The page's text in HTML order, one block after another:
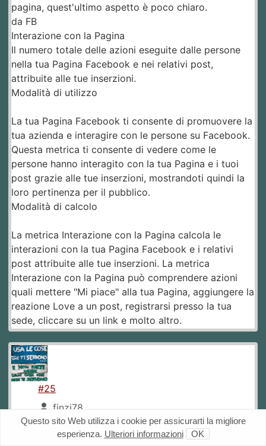
pagina, quest'ultimo aspetto è poco chiaro.
da FB
Interazione con la Pagina
Il numero totale delle azioni eseguite dalle persone
nella tua Pagina Facebook e nei relativi post,
attribuite alle tue inserzioni.
Modalità di utilizzo
La tua Pagina Facebook ti consente di promuovere la
tua azienda e interagire con le persone su Facebook.
Questa metrica ti consente di vedere come le
persone hanno interagito con la tua Pagina e i tuoi
post grazie alle tue inserzioni, mostrandoti quindi la
loro pertinenza per il pubblico.
Modalità di calcolo
La metrica Interazione con la Pagina calcola le
interazioni con la tua Pagina Facebook e i relativi
post attribuite alle tue inserzioni. La metrica
Interazione con la Pagina può comprendere azioni
quali mettere "Mi piace" alla tua Pagina, aggiungere la
reazione Love a un post, registrarsi presso la tua
sede, cliccare su un link e molto altro.
#25
finzi78
25-11-2020 10:39Non credo che il post sia
Questo sito Web utilizza i cookie per assicurarti la migliore
esperienza. Ulteriori informazioni OK